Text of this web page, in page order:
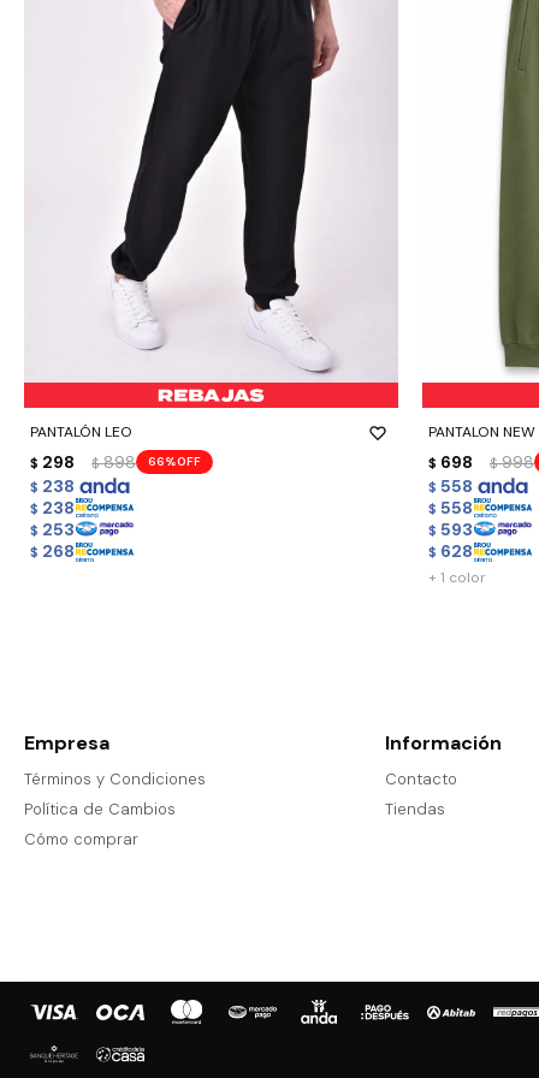
PANTALÓN LEO
$ 298 $ 898 66
$ 238
$ 238
$ 253
$ 268
- +
PANTALON
$ 698 $ 998
$ 558
$ 558
$ 593
$ 628
- +
+ 1 color
Empresa
Términos y Condiciones
Política de Cambios
Cómo comprar
Información
Contacto
Tiendas